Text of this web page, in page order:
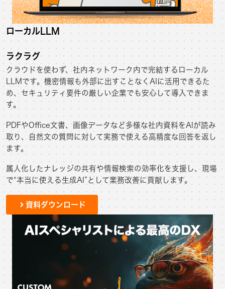
ローカルLLM
ラクラグ
クラウドを使わず、社内ネットワーク内で完結するローカル
LLMです。機密情報も外部に出すことなくAIに活用できるた
め、セキュリティ要件の厳しい企業でも安心して導入できま
す。
PDFやOffice文書、画像データなど多様な社内資料をAIが読み
取り、自然文の質問に対して実務で使える高精度な回答を返し
ます。
属人化したナレッジの共有や情報検索の効率化を支援し、現場
で“本当に使える生成AI”として業務改善に貢献します。
資料ダウンロード